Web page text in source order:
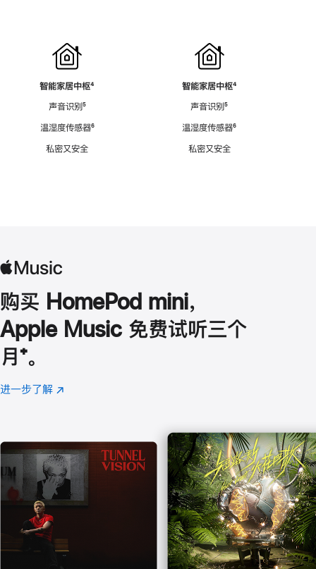
智能家居中枢脚
⁴
声音识别脚
⁵
温湿度传感器脚
⁶
私密又安全
智能家居中枢脚
⁴
声音识别脚
⁵
温湿度传感器脚
⁶
私密又安全
购买 HomePod mini，
Apple Music 免费试听三个
月 脚
注
⁺。
进一步了解 Apple
(在
口
中
打
开)